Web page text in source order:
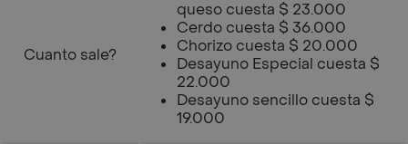
Cuanto sale?
queso cuesta $ 23.000
Cerdo cuesta $ 36.000
Chorizo cuesta $ 20.000
Desayuno Especial cuesta $
22.000
Desayuno sencillo cuesta $
19.000